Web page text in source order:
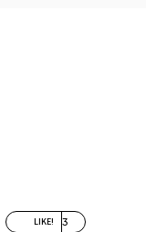
LIKE! 3